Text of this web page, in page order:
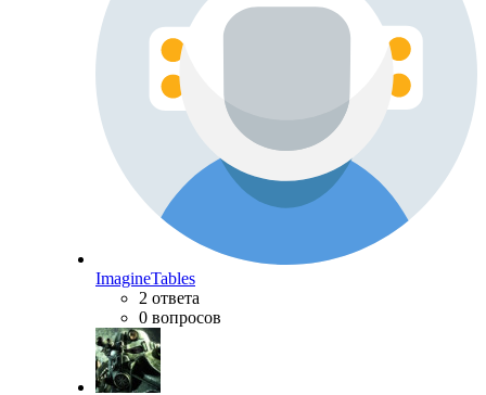
ImagineTables
2 ответа
0 вопросов